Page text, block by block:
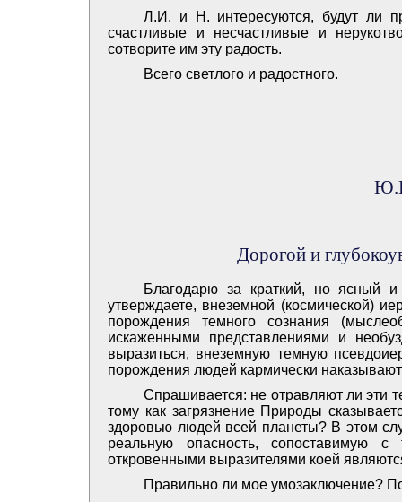
Л.И. и Н. интересуются, будут ли
счастливые и несчастливые и
сотворите им эту радость.
Всего светлого и радостного.
Дорогой и
Благодарю за краткий, но ясный
утверждаете, внеземной (космической)
порождения темного сознания
искаженными представлениями и
выразиться, внеземную темную
порождения людей кармически
Спрашивается: не отравляют ли эти
тому как загрязнение Природы
здоровью людей всей планеты? В этом
реальную опасность, сопоставимую
откровенными выразителями коей
Правильно ли мое умозаключение?